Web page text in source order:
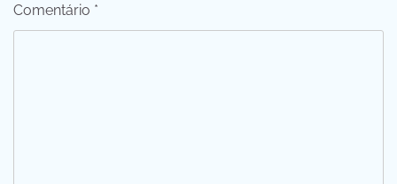
Comentário *